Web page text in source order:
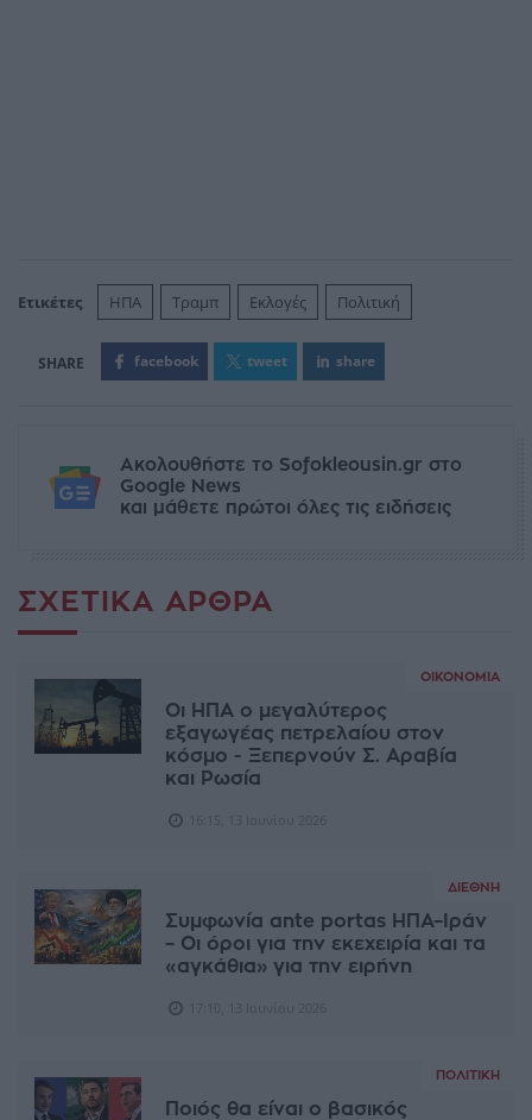
Ετικέτες ΗΠΑ Τραμπ Εκλογές Πολιτική
facebook tweet share
Ακολουθήστε το Sofokleousin.gr στο
Google News
και μάθετε πρώτοι όλες τις ειδήσεις
ΣΧΕΤΙΚΆ ΆΡΘΡΑ
ΟΙΚΟΝΟΜΊΑ
Οι ΗΠΑ ο μεγαλύτερος
εξαγωγέας πετρελαίου στον
κόσμο - Ξεπερνούν Σ. Αραβία
και Ρωσία
ΔΙΕΘΝΉ
Συμφωνία ante portas ΗΠΑ–Ιράν
– Οι όροι για την εκεχειρία και τα
«αγκάθια» για την ειρήνη
ΠΟΛΙΤΙΚΉ
Ποιός θα είναι ο βασικός